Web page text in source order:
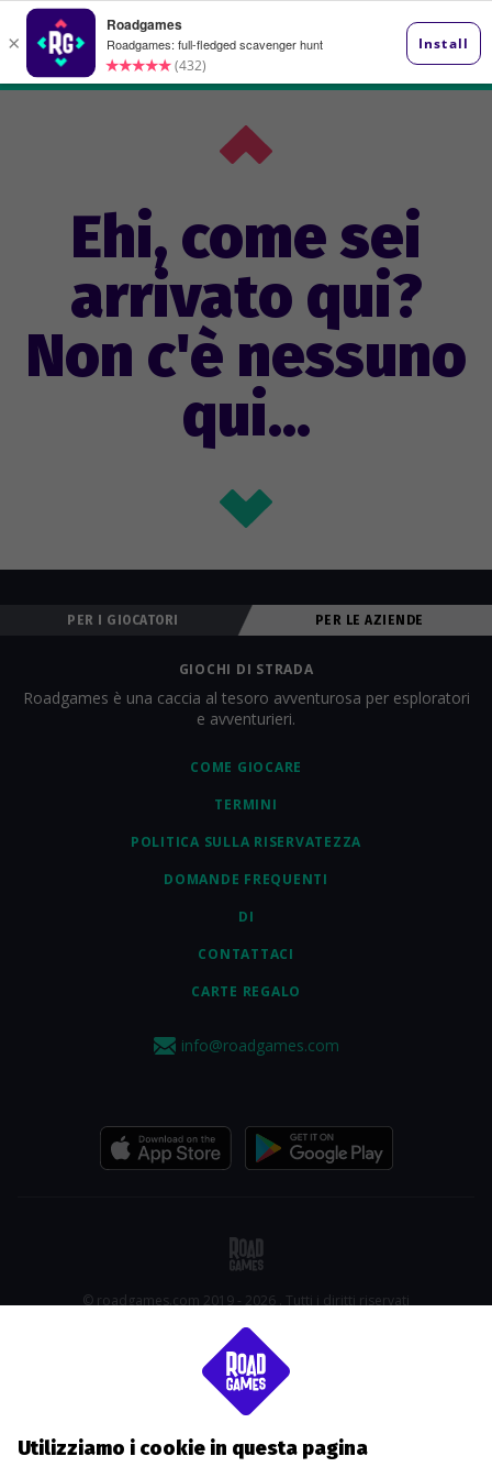
Ehi, come sei
arrivato qui?
Non c'è nessuno
qui...
PER I GIOCATORI PER LE AZIENDE
COME GIOCARE
TERMINI
POLITICA SULLA RISERVATEZZA
DOMANDE FREQUENTI
DI
CONTATTACI
CARTE REGALO
GIOCHI DI STRADA
Roadgames è una caccia al tesoro avventurosa per esploratori
e avventurieri.
info@roadgames.com
© roadgames.com 2019 - 2026 . Tutti i diritti riservati
Utilizziamo i cookie in questa pagina